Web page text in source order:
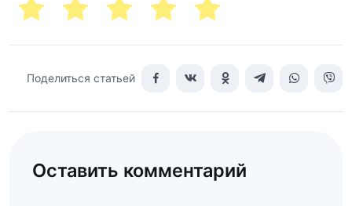
Поделиться статьей
Оставить комментарий